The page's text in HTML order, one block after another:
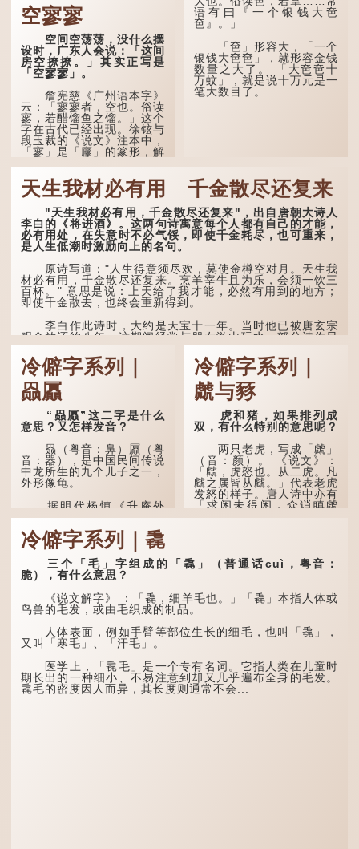
泪」，出自明朝兰陵笑笑生
所著的《金瓶梅词话》第九
十八回。原意是指人未亲眼
见到亲人棺木，便不会真正
感到悲伤；后来引申为比喻
人执迷不悟，不到彻底失
败，便不肯罢休。
许多人对这上半句耳熟
能详，但它其实还有下半句
——「不到黄河心不死」...
空寥寥
空间空荡荡，没什么摆
设时，广东人会说：「这间
房空撩撩。」其实正写是
「空寥寥」。
詹宪慈《广州语本字》
云：「寥寥者，空也。俗读
寥，若醋馏鱼之馏。」这个
字在古代已经出现。徐铉与
段玉裁的《说文》注本中，
「寥」是「廫」的篆形，解
事，以「寥寥安期，虚质高
清」形容空虚无所事事。
唐代《艺文类聚》引晋
孙绰《表哀诗》：「寥寥空
堂，寂寂响户」...
语有曰『一个银钱大夿
夿』。」
「夿」形​​容大，「一个
银钱大夿夿」，就形容金钱
数量之大了。 「大夿夿十
万蚊」，就是说十万元是一
笔大数目了。...
天生我材必有用 千金散尽还复来
"天生我材必有用，千金散尽还复来"，出自唐朝大诗人
李白的《将进酒》。这两句诗寓意每个人都有自己的才能，
必有用处，在失意时不必气馁，即使千金耗尽，也可重来，
是人生低潮时激励向上的名句。
原诗写道："人生得意须尽欢，莫使金樽空对月。天生我
材必有用，千金散尽还复来。烹羊宰牛且为乐，会须一饮三
百杯。" 意思是说：上天给了我才能，必然有用到的地方；
即使千金散去，也终会重新得到。
李白作此诗时，大约是天宝十一年。当时他已被唐玄宗
赐金放还约八年，这期间经常与朋友游山玩水，部分诗作显
露出怀...
冷僻字系列｜
赑屭
“赑屭”这二字是什么
意思？又怎样发音？
赑（粤音：鼻）屭（粤
音：器），是中国民间传说
中龙所生的九个儿子之一，
外形像龟。
据明代杨慎《升庵外
集》记载，龙生九子的次序
排列为：赑屭、螭吻、蒲
牢、狴犴、饕餮、蚣蝮、睚
眦、狻猊、椒图（此为其中
一种说法）。
龙九子外形与能力各有
不同，其中，赑屭原形像
龟，因为能负重，多作为碑
座，有“碑下...
冷僻字系列｜
虤与豩
虎和猪，如果排列成
双，有什么特别的意思呢？
两只老虎，写成「虤」
（音：颜）。 《说文》：
「虤，虎怒也。从二虎。凡
虤之属皆从虤。」代表老虎
发怒的样子。唐人诗中亦有
「求闲未得闲，众诮瞋虤
虤」之句，意思是众人的讥
（音：宾）。甲骨文从二
「豕」，象猪相追逐的样
说「豩，豕乱群。」意指一
群乱...
冷僻字系列｜毳
三个「毛」字组成的「毳」（普通话cuì，粤音：
脆），有什么意思？
《说文解字》 ：「毳，细羊毛也。」「毳」本指人体或
鸟兽的毛发，或由毛织成的制品。
人体表面，例如手臂等部位生长的细毛，也叫「毳」，
又叫「寒毛」、「汗毛」。
医学上，「毳毛」是一个专有名词。它指人类在儿童时
期长出的一种细小、不易注意到却又几乎遍布全身的毛发。
毳毛的密度因人而异，其长度则通常不会...